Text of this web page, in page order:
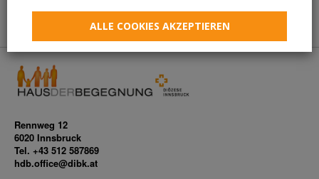
Jul 2026
Jun 2026
Mai 2026
Rennweg 12
6020 Innsbruck
Tel. +43 512 587869
hdb.office@dibk.at
ALLE COOKIES AKZEPTIEREN